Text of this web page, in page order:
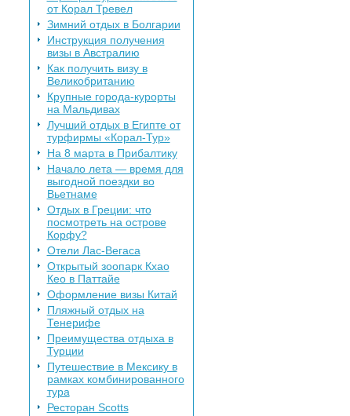
от Корал Тревел
Зимний отдых в Болгарии
Инструкция получения
визы в Австралию
Как получить визу в
Великобританию
Крупные города-курорты
на Мальдивах
Лучший отдых в Египте от
турфирмы «Корал-Тур»
На 8 марта в Прибалтику
Начало лета — время для
выгодной поездки во
Вьетнаме
Отдых в Греции: что
посмотреть на острове
Корфу?
Отели Лас-Вегаса
Открытый зоопарк Кхао
Кео в Паттайе
Оформление визы Китай
Пляжный отдых на
Тенерифе
Преимущества отдыха в
Турции
Путешествие в Мексику в
рамках комбинированного
тура
Ресторан Scotts